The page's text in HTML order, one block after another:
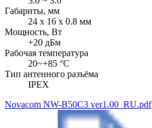
Габариты, мм
24 x 16 x 0.8 мм
Мощность, Вт
+20 дБм
Рабочая температура
20~+85 °C
Тип антенного разъёма
IPEX
Novacom NW-B50C3 ver1.00_RU.pdf